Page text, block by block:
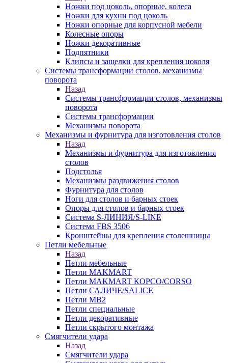
Ножки под цоколь, опорные, колеса
Ножки для кухни под цоколь
Ножки опорные для корпусной мебели
Колесные опоры
Ножки декоративные
Подпятники
Клипсы и защелки для крепления цоколя
Системы трансформации столов, механизмы
поворота
Назад
Системы трансформации столов, механизмы
поворота
Системы трансформации
Механизмы поворота
Механизмы и фурнитура для изготовления столов
Назад
Механизмы и фурнитура для изготовления
столов
Подстолья
Механизмы раздвижения столов
Фурнитура для столов
Ноги для столов и барных стоек
Опоры для столов и барных стоек
Система S-ЛИНИЯ/S-LINE
Система FBS 3506
Кронштейны для крепления столешницы
Петли мебельные
Назад
Петли мебельные
Петли MAKMART
Петли MAKMART КОРСО/CORSO
Петли САЛИЧЕ/SALICE
Петли MB2
Петли специальные
Петли декоративные
Петли скрытого монтажа
Смягчители удара
Назад
Смягчители удара